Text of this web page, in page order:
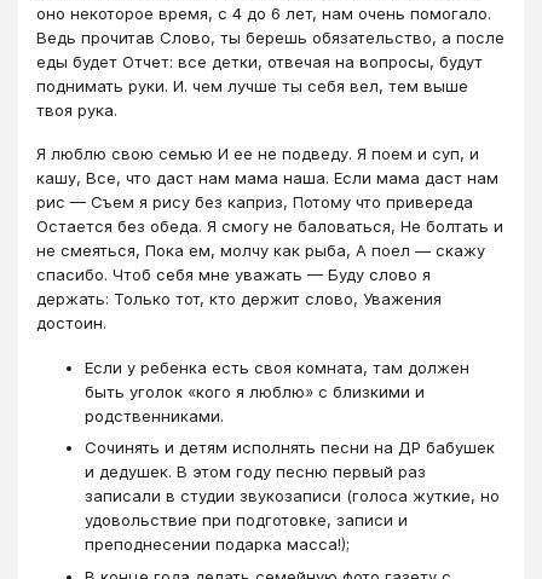
оно некоторое время, с 4 до 6 лет, нам очень помогало.
Ведь прочитав Слово, ты берешь обязательство, а после
еды будет Отчет: все детки, отвечая на вопросы, будут
поднимать руки. И. чем лучше ты себя вел, тем выше
твоя рука.
Я люблю свою семью И ее не подведу. Я поем и суп, и
кашу, Все, что даст нам мама наша. Если мама даст нам
рис — Съем я рису без каприз, Потому что привереда
Остается без обеда. Я смогу не баловаться, Не болтать и
не смеяться, Пока ем, молчу как рыба, А поел — скажу
спасибо. Чтоб себя мне уважать — Буду слово я
держать: Только тот, кто держит слово, Уважения
достоин.
Если у ребенка есть своя комната, там должен
быть уголок «кого я люблю» с близкими и
родственниками.
Сочинять и детям исполнять песни на ДР бабушек
и дедушек. В этом году песню первый раз
записали в студии звукозаписи (голоса жуткие, но
удовольствие при подготовке, записи и
преподнесении подарка масса!);